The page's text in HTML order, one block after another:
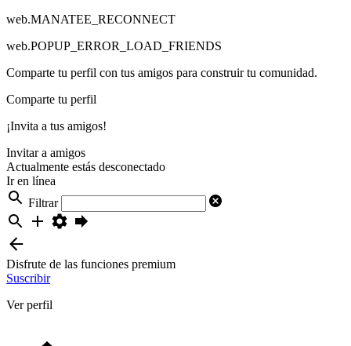
web.MANATEE_RECONNECT
web.POPUP_ERROR_LOAD_FRIENDS
Comparte tu perfil con tus amigos para construir tu comunidad.
Comparte tu perfil
¡Invita a tus amigos!
Invitar a amigos
Actualmente estás desconectado
Ir en línea
Filtrar
Disfrute de las funciones premium
Suscribir
Ver perfil